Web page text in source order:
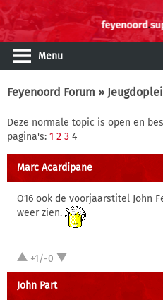
Menu
Feyenoord Forum »
Deze normale topic is open en
pagina's: 1 2 3 4
Marc Acardipane
O16 ook de voorjaarstitel John
weer zien.
+1/-0
John Part